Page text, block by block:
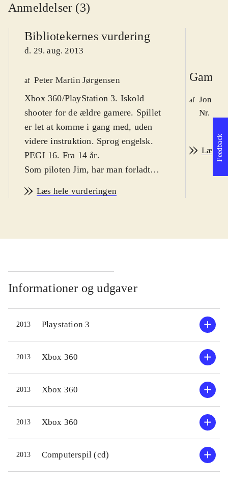
Anmeldelser (3)
Bibliotekernes vurdering
d. 29. aug. 2013
af Peter Martin Jørgensen
Xbox 360/PlayStation 3. Iskold
shooter for de ældre gamere. Spillet
er let at komme i gang med, uden
videre instruktion. Sprog engelsk.
PEGI 16. Fra 14 år.
Som piloten Jim, har man forladt
EDN III, for at arbejde som
er planeten befolket af insektlignende
Udgangspunktet for ens
tilstedeværelse er en base, hvor der
er mulighed for at købe våben,
opgradere og vælge missioner.
Bevæger man sig udenfor foregår det
i en kæmpestor mech-robot, der
fungerer som tranport og
tænderne. Missionerne består af lige
dele skyden og løse diverse opgaver i
kampen for overlevelse på den
Læs hele vurderingen
Game
af Jonas
Nr.
Læs
Informationer og udgaver
2013 Playstation 3
2013 Xbox 360
2013 Xbox 360
2013 Xbox 360
2013 Computerspil (cd)
Feedback